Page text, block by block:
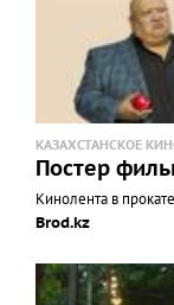
КАЗАХСТАНСКОЕ
Постер
Кинолента в
Brod.kz